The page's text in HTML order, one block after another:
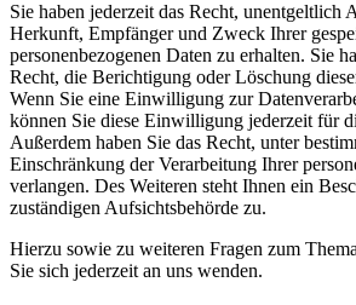
Sie haben jederzeit das Recht, unentgeltlich
Herkunft, Empfänger und Zweck Ihrer
personenbezogenen Daten zu erhalten. Sie
Recht, die Berichtigung oder Löschung
Wenn Sie eine Einwilligung zur
können Sie diese Einwilligung jederzeit für
Außerdem haben Sie das Recht, unter
Einschränkung der Verarbeitung Ihrer
verlangen. Des Weiteren steht Ihnen ein
zuständigen Aufsichtsbehörde zu.
Hierzu sowie zu weiteren Fragen zum
Sie sich jederzeit an uns wenden.